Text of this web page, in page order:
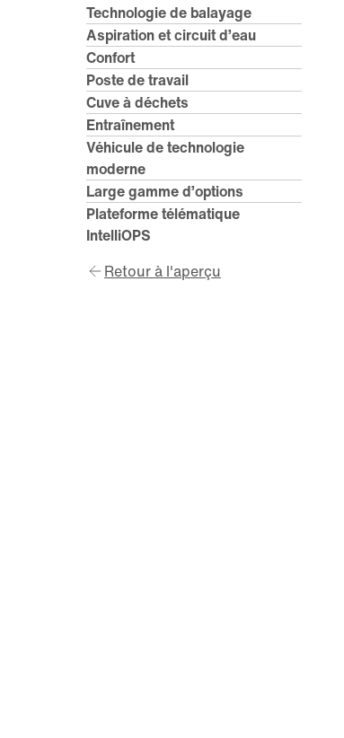
Technologie de balayage
Aspiration et circuit d’eau
Confort
Poste de travail
Cuve à déchets
Entraînement
Véhicule de technologie
moderne
Large gamme d’options
Plateforme télématique
IntelliOPS
Retour à l'aperçu